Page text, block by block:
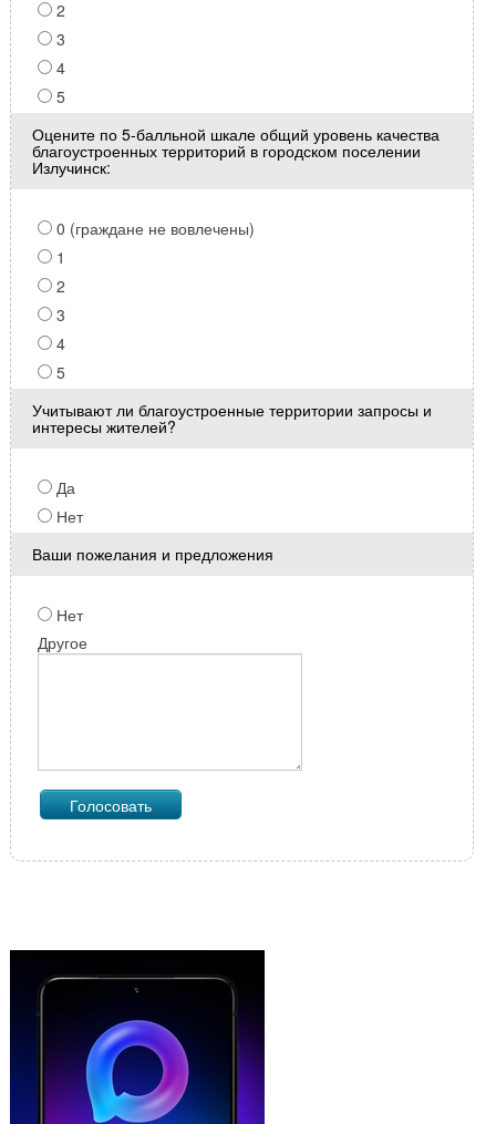
2
3
4
5
Оцените по 5-балльной шкале общий уровень качества
благоустроенных территорий в городском поселении
Излучинск:
0 (граждане не вовлечены)
1
2
3
4
5
Учитывают ли благоустроенные территории запросы и
интересы жителей?
Да
Нет
Ваши пожелания и предложения
Нет
Другое